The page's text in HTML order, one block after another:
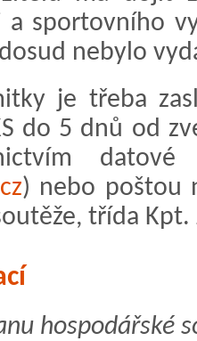
a sportovního
nebylo
je třeba
do 5 dnů od
datové
) nebo poštou
třída Kpt.
hospodářské